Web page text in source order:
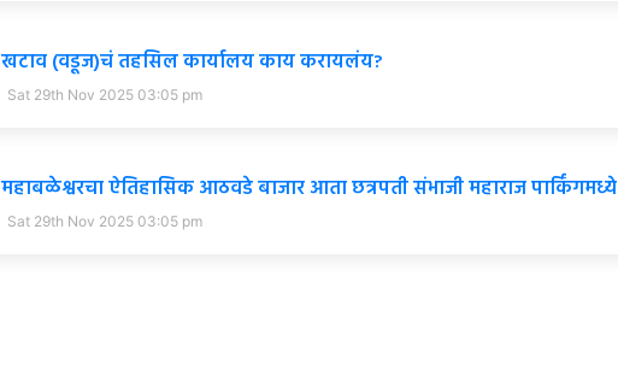
खटाव (वडूज)चं तहसिल कार्यालय काय करायलंय?
Sat 29th Nov 2025 03:05 pm
महाबळेश्वरचा ऐतिहासिक आठवडे बाजार आता छत्रपती संभाजी महाराज पार्किंगमध्ये
Sat 29th Nov 2025 03:05 pm